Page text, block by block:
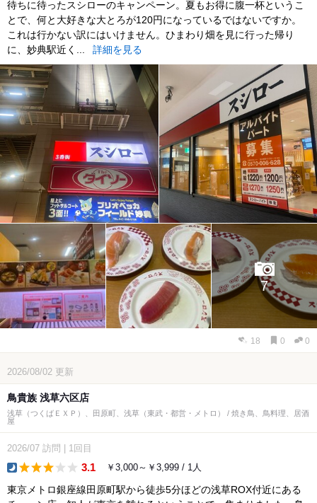
待ちに待ったスシローのキャンペーン。夏もお得に腹一杯というこ
とで、何と大好きな大とろが120円になっているではないですか。
これは行かない訳にはいけません。ひまわり畑を見に行った帰り
に、妙典駅近く...
詳細を見る
7
18 0 0
2026/08/02 更新
鳥貴族 浅草六区店
浅草（つくばＥＸＰ）、田原町、浅草（東武・都営・メトロ） / 焼き鳥、鳥料理、居酒
屋
2026/07 訪問 1回目
3.1 ￥3,000～￥3,999 / 1人
東京メトロ銀座線田原町駅から徒歩5分ほどの浅草ROX付近にある